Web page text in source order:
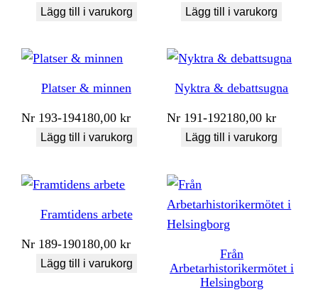
Lägg till i varukorg Lägg till i varukorg
Platser & minnen
Nr 193-194180,00kr
Lägg till i varukorg
Nyktra & debattsugna
Nr 191-192180,00kr
Lägg till i varukorg
Framtidens arbete
Nr 189-190180,00kr
Lägg till i varukorg
Från
Arbetarhistorikermötet i
Helsingborg